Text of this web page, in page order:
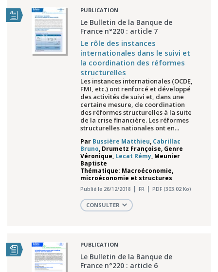
PUBLICATION
Le Bulletin de la Banque de
France n°220 : article 7
Le rôle des instances
internationales dans le suivi et
la coordination des réformes
structurelles
Les instances internationales (OCDE,
FMI, etc.) ont renforcé et développé
des activités de suivi et, dans une
certaine mesure, de coordination
des réformes structurelles à la suite
de la crise financière. Les réformes
structurelles nationales ont en...
Par Bussière Matthieu, Cabrillac
Bruno, Drumetz Françoise, Genre
Véronique, Lecat Rémy, Meunier
Baptiste
Thématique: Macroéconomie,
microéconomie et structures
Publié le 26/12/2018 FR PDF (303.02 Ko)
CONSULTER
PUBLICATION
Le Bulletin de la Banque de
France n°220 : article 6